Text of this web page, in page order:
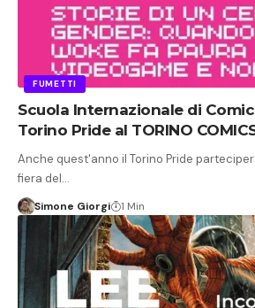
FUMETTI
Scuola Internazionale di
Torino Pride al TORINO
Anche quest'anno il Torino Pride
fiera del…
Simone Giorgi 1 Min